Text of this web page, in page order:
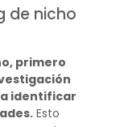
de nicho
primero
identificar
Esto